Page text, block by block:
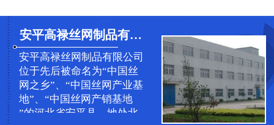
安平高禄丝网制品有限公司
安平高禄丝网制品有限公司
位于先后被命名为“中国丝
网之乡”、“中国丝网产业基
地”、“中国丝网产销基地
”的河北省安平县，地处北